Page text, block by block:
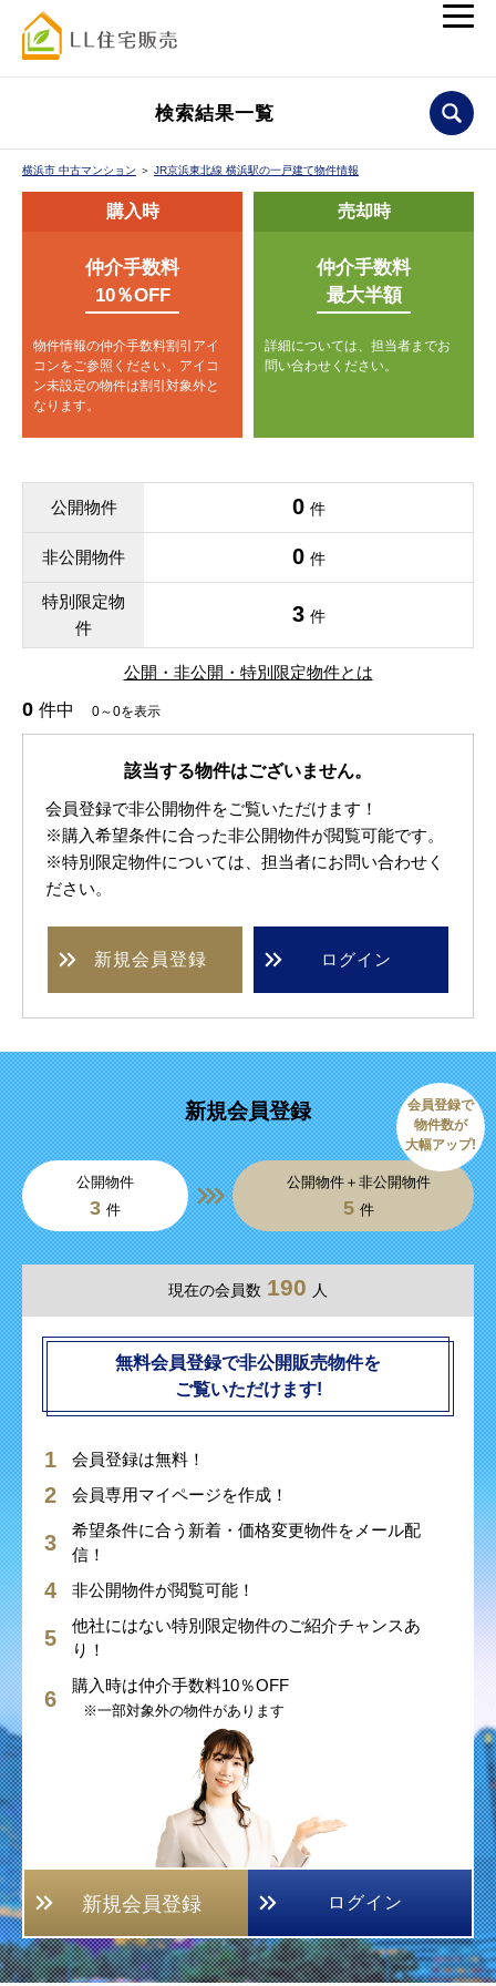
検索結果一覧
横浜市 中古マンション ＞ JR京浜東北線 横浜駅の一戸建て物件情報
購入時
仲介手数料
10％OFF
物件情報の仲介手数料割引アイ
コンをご参照ください。 アイコ
ン未設定の物件は割引対象外と
なります。
売却時
仲介手数料
最大半額
詳細については、担当者までお
問い合わせください。
公開物件 0 件
非公開物件 0 件
特別限定物
件
3 件
公開・非公開・特別限定物件とは
0 件中 0～0を表示
該当する物件はございません。
会員登録で非公開物件をご覧いただけます！
※購入希望条件に合った非公開物件が閲覧可能です。
※特別限定物件については、担当者にお問い合わせく
ださい。
新規会員登録 ログイン
新規会員登録
公開物件
3 件
公開物件＋非公開物件
5 件
会員登録で
物件数が
大幅アップ!
現在の会員数 190 人
無料会員登録で非公開販売物件を
ご覧いただけます!
会員登録は無料！
会員専用マイページを作成！
希望条件に合う新着・価格変更物件をメール配
信！
非公開物件が閲覧可能！
他社にはない特別限定物件のご紹介チャンスあ
り！
購入時は仲介手数料10％OFF
※一部対象外の物件があります
新規会員登録 ログイン